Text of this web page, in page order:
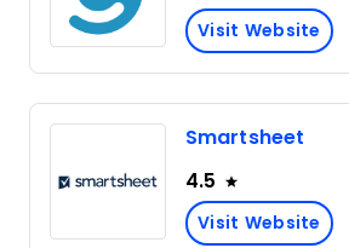
Visit Website
Smartsheet
4.5
Visit Website